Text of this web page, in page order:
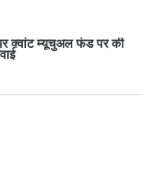
क्वांट म्यूचुअल फंड पर की